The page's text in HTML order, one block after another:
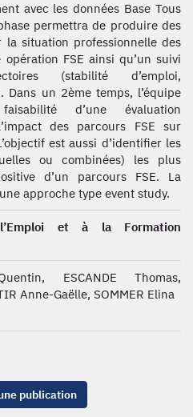
avec les données Base Tous
permettra de produire des
situation professionnelle des
FSE ainsi qu’un suivi
(stabilité d’emploi,
Dans un 2ème temps, l’équipe
d’une évaluation
des parcours FSE sur
est aussi d’identifier les
ou combinées) les plus
d’un parcours FSE. La
approche type event study.
et à la Formation
ESCANDE Thomas,
Anne-Gaëlle, SOMMER Elina
publication